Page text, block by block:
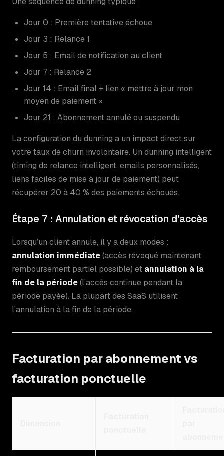
Jour 0 : Première tentative échoue
Jour 3 : Relance 1
Jour 5 : Email de notification au client
Jour 7 : Relance 2
Jour 14 : Email final + lien « mettre à jour mon
moyen de paiement »
Jour 21 : Abonnement annulé ou suspendu
La configuration du dunning a un impact direct sur
votre taux de churn involontaire. Un dunning intelligent
(timing de relance intelligent, emails personnalisés,
liens faciles de mise à jour de paiement) peut
récupérer 20 à 40 % des paiements échoués.
Étape 7 : Annulation et révocation d’accès
Lorsqu’un client annule, il y a deux modes :
annulation immédiate(accès révoqué maintenant,
remboursement partiel possible) et annulation à la
fin de la période(l’accès continue pendant la
période payée). La plupart des SaaS utilisent
l’annulation à la fin de la période.
Facturation par abonnement vs
facturation ponctuelle